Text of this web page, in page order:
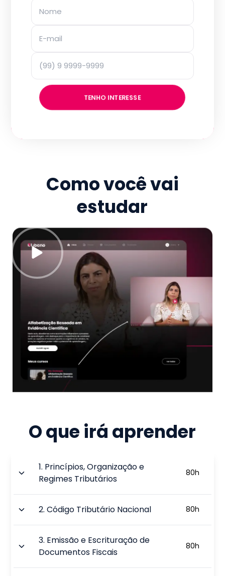
TENHO INTERESSE
Como você vai
estudar
O que irá aprender
1. Princípios, Organização e
Regimes Tributários
80h
2.Código Tributário Nacional 80h
3. Emissão e Escrituração de
Documentos Fiscais
80h